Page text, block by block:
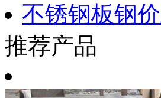
不锈钢板钢
推荐产品